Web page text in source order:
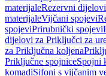
materijaleRezervni
materijaleVijčani spojevi
spojeviPrirubnički spojevi
dijelovi za Priključci za
za Priključna koljena
Priključne spojniceSpojni
komadiSifoni s vijčanim